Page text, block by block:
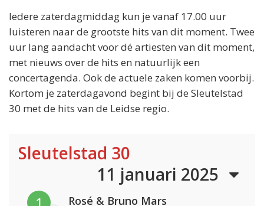
Iedere zaterdagmiddag kun je vanaf 17.00 uur
luisteren naar de grootste hits van dit moment. Twee
uur lang aandacht voor dé artiesten van dit moment,
met nieuws over de hits en natuurlijk een
concertagenda. Ook de actuele zaken komen voorbij.
Kortom je zaterdagavond begint bij de Sleutelstad
30 met de hits van de Leidse regio.
Sleutelstad 30
11 januari 2025
1 Rosé & Bruno Mars